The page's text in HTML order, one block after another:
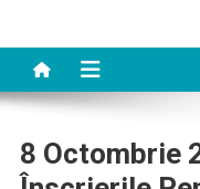
8 Octombrie